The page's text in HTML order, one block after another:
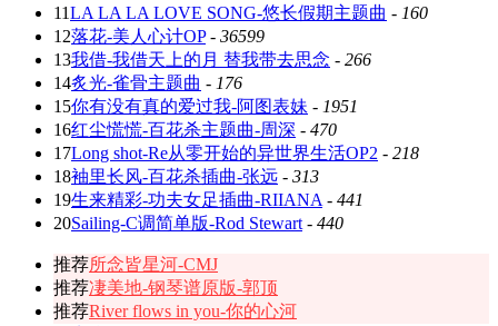
11LA LA LA LOVE SONG-悠长假期主题曲 - 160
12落花-美人心计OP- 36599
13我借-我借天上的月 替我带去思念 - 266
14炙光-雀骨主题曲 - 176
15你有没有真的爱过我-阿图表妹 - 1951
16红尘慌慌-百花杀主题曲-周深 - 470
17Long shot-Re从零开始的异世界生活OP2 - 218
18袖里长风-百花杀插曲-张远 - 313
19生来精彩-功夫女足插曲-RIIANA - 441
20Sailing-C调简单版-Rod Stewart - 440
推荐所念皆星河-CMJ
推荐凄美地-钢琴谱原版-郭顶
推荐River flows in you-你的心河